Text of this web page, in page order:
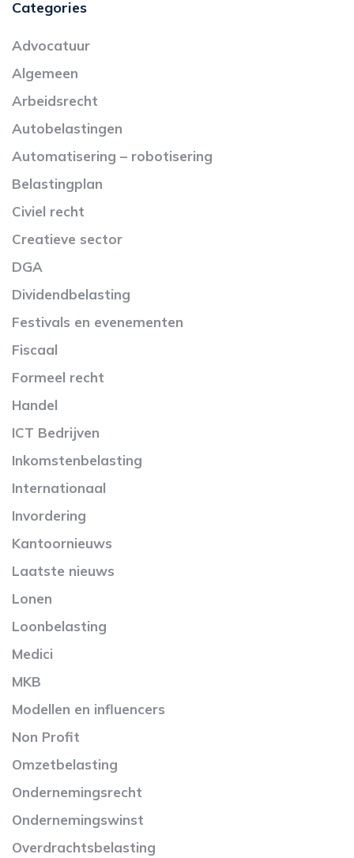
Categories
Advocatuur
Algemeen
Arbeidsrecht
Autobelastingen
Automatisering – robotisering
Belastingplan
Civiel recht
Creatieve sector
DGA
Dividendbelasting
Festivals en evenementen
Fiscaal
Formeel recht
Handel
ICT Bedrijven
Inkomstenbelasting
Internationaal
Invordering
Kantoornieuws
Laatste nieuws
Lonen
Loonbelasting
Medici
MKB
Modellen en influencers
Non Profit
Omzetbelasting
Ondernemingsrecht
Ondernemingswinst
Overdrachtsbelasting